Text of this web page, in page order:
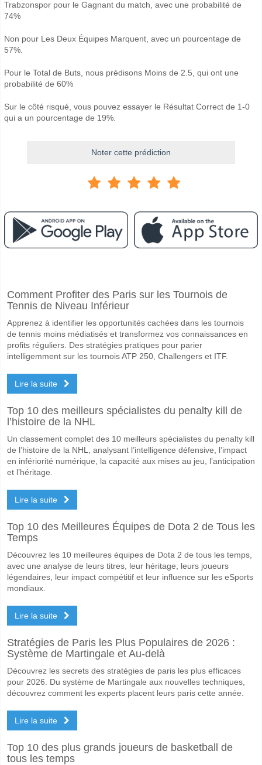
Trabzonspor pour le Gagnant du match, avec une probabilité de
74%
Non pour Les Deux Équipes Marquent, avec un pourcentage de
57%.
Pour le Total de Buts, nous prédisons Moins de 2.5, qui ont une
probabilité de 60%
Sur le côté risqué, vous pouvez essayer le Résultat Correct de 1-0
qui a un pourcentage de 19%.
Noter cette prédiction
Le match entre Trabzonspor v Fatih Karagumruk 27 February 2026
Trabzonspor pour le Gagnant du match, avec une probabilité de 74%
Les deux équipes marqueront-elles dans le match
Non pour Les Deux Équipes Marquent, avec un pourcentage de 57%.
Quel sera le résultat correct attendu entre
Sur le côté risqué, vous pouvez essayer le Résultat Correct de 1-0
Comment Profiter des Paris sur les Tournois de
Tennis de Niveau Inférieur
Apprenez à identifier les opportunités cachées dans les tournois
de tennis moins médiatisés et transformez vos connaissances en
profits réguliers. Des stratégies pratiques pour parier
intelligemment sur les tournois ATP 250, Challengers et ITF.
Lire la suite
Top 10 des meilleurs spécialistes du penalty kill de
l’histoire de la NHL
Un classement complet des 10 meilleurs spécialistes du penalty kill
de l’histoire de la NHL, analysant l’intelligence défensive, l’impact
en infériorité numérique, la capacité aux mises au jeu, l’anticipation
et l’héritage.
Lire la suite
Top 10 des Meilleures Équipes de Dota 2 de Tous les
Temps
Découvrez les 10 meilleures équipes de Dota 2 de tous les temps,
avec une analyse de leurs titres, leur héritage, leurs joueurs
légendaires, leur impact compétitif et leur influence sur les eSports
mondiaux.
Lire la suite
Stratégies de Paris les Plus Populaires de 2026 :
Système de Martingale et Au-delà
Découvrez les secrets des stratégies de paris les plus efficaces
pour 2026. Du système de Martingale aux nouvelles techniques,
découvrez comment les experts placent leurs paris cette année.
Lire la suite
Top 10 des plus grands joueurs de basketball de
tous les temps